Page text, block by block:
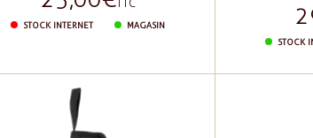
TTC
STOCK INTERNET MAGASIN
STOCK